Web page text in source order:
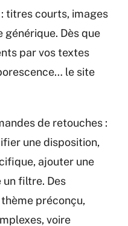
titres courts, images
Dès que
par vos textes
le site
de retouches :
une disposition,
ajouter une
filtre. Des
préconçu,
voire